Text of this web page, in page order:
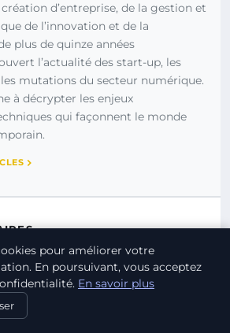
d’entreprise, de la gestion et
de l’innovation et de la
plus de quinze années
l’actualité des start-up, les
mutations du secteur numérique.
à décrypter les enjeux
qui façonnent le monde
pour améliorer votre
En poursuivant, vous acceptez
En savoir plus